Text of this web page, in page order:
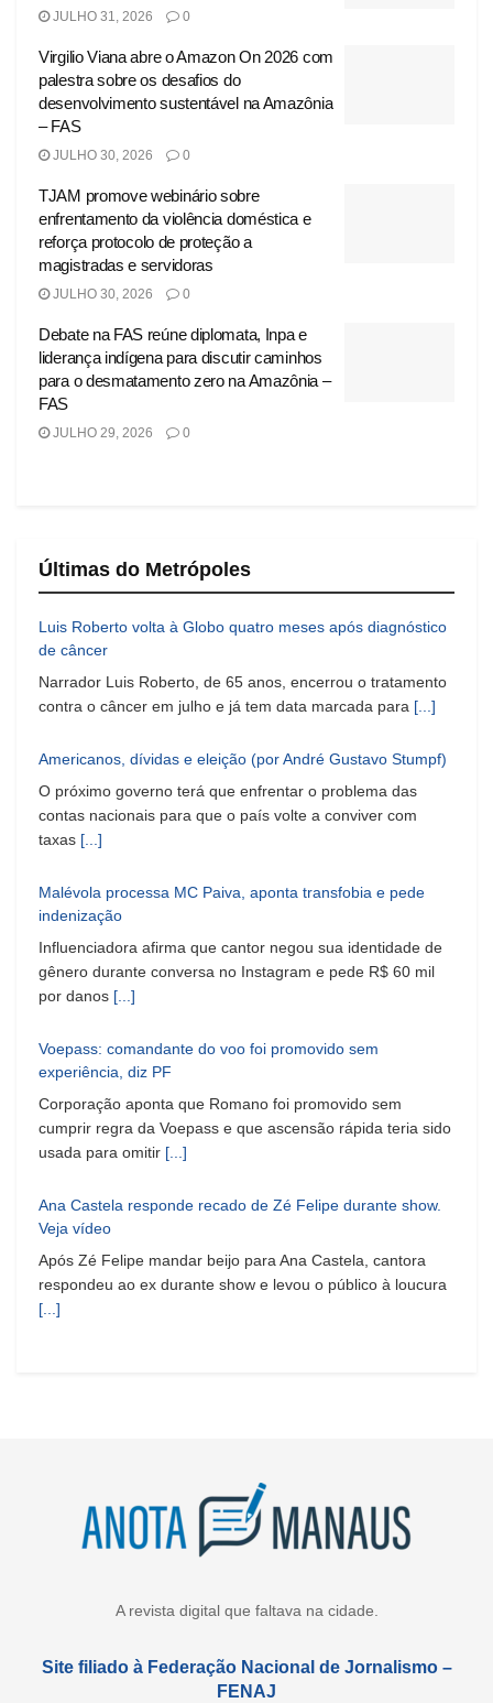
JULHO 31, 2026 0
Virgilio Viana abre o Amazon On 2026 com
palestra sobre os desafios do
desenvolvimento sustentável na Amazônia
– FAS
JULHO 30, 2026 0
TJAM promove webinário sobre
enfrentamento da violência doméstica e
reforça protocolo de proteção a
magistradas e servidoras
JULHO 30, 2026 0
Debate na FAS reúne diplomata, Inpa e
liderança indígena para discutir caminhos
para o desmatamento zero na Amazônia –
FAS
JULHO 29, 2026 0
Últimas do Metrópoles
Luis Roberto volta à Globo quatro meses após diagnóstico
de câncer
Narrador Luis Roberto, de 65 anos, encerrou o tratamento
contra o câncer em julho e já tem data marcada para [...]
Americanos, dívidas e eleição (por André Gustavo Stumpf)
O próximo governo terá que enfrentar o problema das
contas nacionais para que o país volte a conviver com
taxas [...]
Malévola processa MC Paiva, aponta transfobia e pede
indenização
Influenciadora afirma que cantor negou sua identidade de
gênero durante conversa no Instagram e pede R$ 60 mil
por danos [...]
Voepass: comandante do voo foi promovido sem
experiência, diz PF
Corporação aponta que Romano foi promovido sem
cumprir regra da Voepass e que ascensão rápida teria sido
usada para omitir [...]
Ana Castela responde recado de Zé Felipe durante show.
Veja vídeo
Após Zé Felipe mandar beijo para Ana Castela, cantora
respondeu ao ex durante show e levou o público à loucura
[...]
A revista digital que faltava na cidade.
Site filiado à Federação Nacional de Jornalismo –
FENAJ